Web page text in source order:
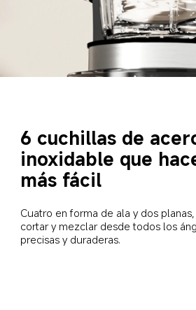
6 cuchillas de
inoxidable que
más fácil
Cuatro en forma de ala y dos
cortar y mezclar desde todos los
precisas y duraderas.